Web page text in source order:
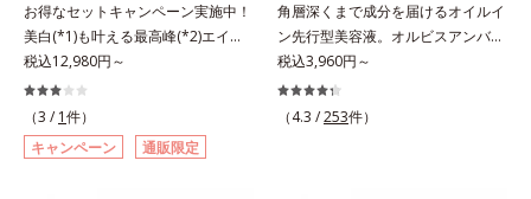
ツヨイグサ抽出液、スイカズラエキ
ス配合＝角層のすみずみまで水分・
油分を保ち、ハリ・ツヤを与える保
湿成分*10 気持ちのこと
有効成分「トラネキサム酸」を配合
しました。さらに、シリーズ共通の
美容成分「GLルートブースター
(*10)」を配合することで、肌のふ
っくら感や透明感を叶えます。美白
ケアしながら多角的なエイジングケ
アが叶うシリーズに。3ステップで
て、従来から配合している美白(*1)
有効成分「トラネキサム酸」を配合
しました。さらに、シリーズ共通の
美容成分「GLルートブースター
(*11)」を配合することで、肌のふ
お得なセットキャンペーン実施中！
美白(*1)も叶える最高峰(*2)エイジ
ングケア(*3)。ハリも透明感(*4)も
結果主義。年齢サイン(*5)の因子に
着目した肌科学エイジングケア(*3)
シリーズ。オルビスユー ドットシ
リーズは、年齢による肌悩み一つ一
税込12,980円～
（3 / 1件）
キャンペーン
通販限定
角層深くまで成分を届けるオイルイ
ン先行型美容液。オルビスアンバー
は、いつも⾃然体で美しくありたい
と願う⼤⼈世代に寄り添うブランド
です。年齢印象研究に基づいた肌サ
税込3,960円～
（4.3 /253件）